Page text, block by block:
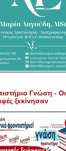
Γνώση - Οι
ξεκίνησαν